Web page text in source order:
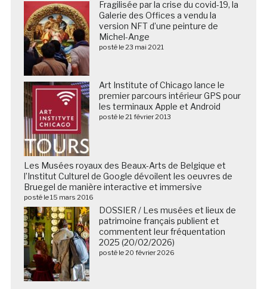
Fragilisée par la crise du covid-19, la
Galerie des Offices a vendu la
version NFT d’une peinture de
Michel-Ange
posté le 23 mai 2021
Art Institute of Chicago lance le
premier parcours intérieur GPS pour
les terminaux Apple et Android
posté le 21 février 2013
Les Musées royaux des Beaux-Arts de Belgique et
l’Institut Culturel de Google dévoilent les oeuvres de
Bruegel de manière interactive et immersive
posté le 15 mars 2016
DOSSIER / Les musées et lieux de
patrimoine français publient et
commentent leur fréquentation
2025 (20/02/2026)
posté le 20 février 2026